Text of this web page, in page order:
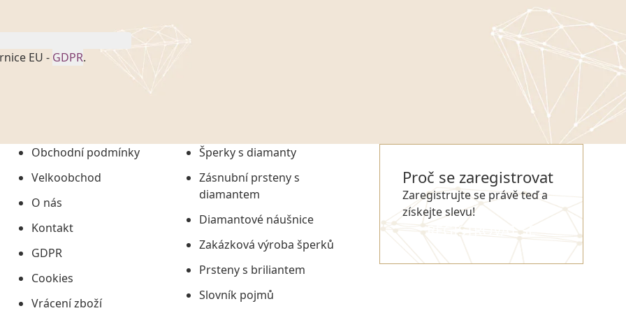
EU - GDPR.
č. 101/2000 Sb. v
uchováním veškerých
údajů či jako jeho
informací, nejdéle
Obchodní podmínky
Velkoobchod
O nás
Kontakt
GDPR
Cookies
Vrácení zboží
Šperky s diamanty
Zásnubní prsteny s
diamantem
Diamantové náušnice
Zakázková výroba šperků
Prsteny s briliantem
Slovník pojmů
Proč se zaregistrovat
Zaregistrujte se právě teď a
získejte slevu!
REGISTROVAT SE